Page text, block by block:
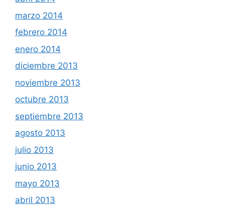
marzo 2014
febrero 2014
enero 2014
diciembre 2013
noviembre 2013
octubre 2013
septiembre 2013
agosto 2013
julio 2013
junio 2013
mayo 2013
abril 2013